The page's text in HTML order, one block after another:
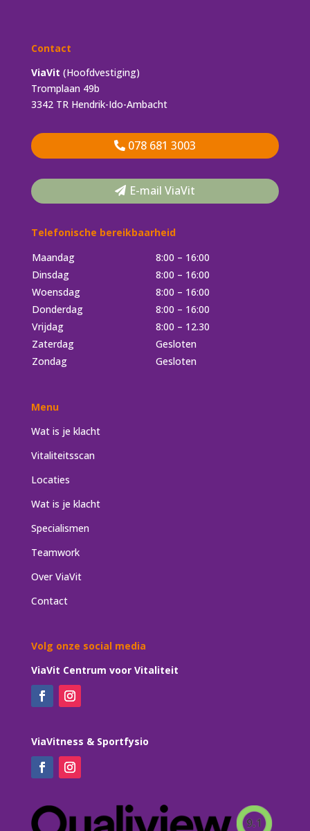
Contact
ViaVit (Hoofdvestiging)
Tromplaan 49b
3342 TR Hendrik-Ido-Ambacht
078 681 3003
E-mail ViaVit
Telefonische bereikbaarheid
Maandag
8:00 – 16:00
Dinsdag
8:00 – 16:00
Woensdag
8:00 – 16:00
Donderdag
8:00 – 16:00
Vrijdag
8:00 – 12.30
Zaterdag
Gesloten
Zondag
Gesloten
Menu
Wat is je klacht
Vitaliteitsscan
Locaties
Wat is je klacht
Specialismen
Teamwork
Over ViaVit
Contact
Volg onze social media
ViaVit Centrum voor Vitaliteit
ViaVitness & Sportfysio